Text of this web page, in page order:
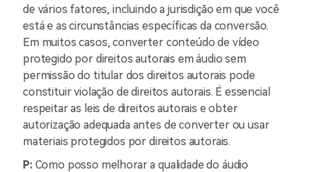
de vários fatores, incluindo a jurisdição em que você
está e as circunstâncias específicas da conversão.
Em muitos casos, converter conteúdo de vídeo
protegido por direitos autorais em áudio sem
permissão do titular dos direitos autorais pode
constituir violação de direitos autorais. É essencial
respeitar as leis de direitos autorais e obter
autorização adequada antes de converter ou usar
materiais protegidos por direitos autorais.
P:Como posso melhorar a qualidade do áudio